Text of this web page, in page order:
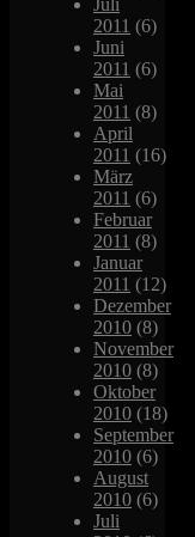
Juli
2011 (6)
Juni
2011 (6)
Mai
2011 (8)
April
2011 (16)
März
2011 (6)
Februar
2011 (8)
Januar
2011 (12)
Dezember
2010 (8)
November
2010 (8)
Oktober
2010 (18)
September
2010 (6)
August
2010 (6)
Juli